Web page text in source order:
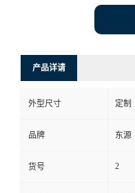
产品详请
外型尺寸 定制
品牌 东源
货号 2